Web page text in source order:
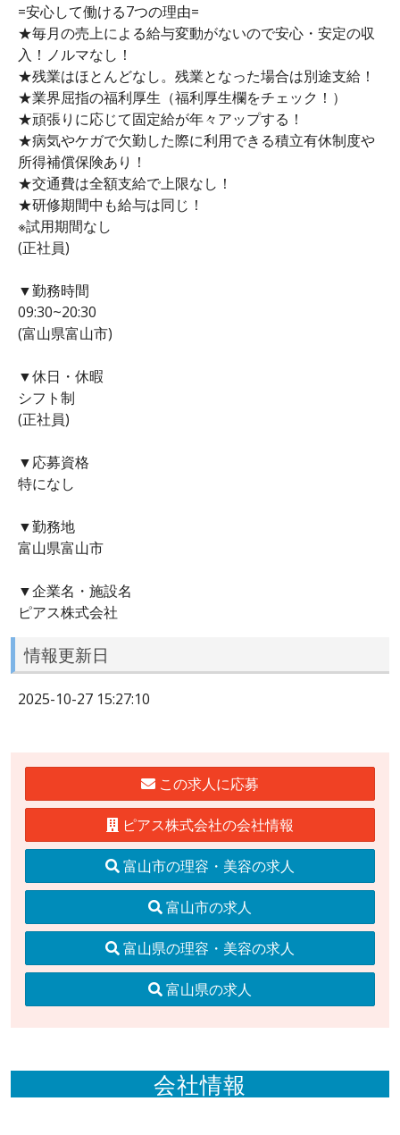
=安心して働ける7つの理由=
★毎月の売上による給与変動がないので安心・安定の収
入！ノルマなし！
★残業はほとんどなし。残業となった場合は別途支給！
★業界屈指の福利厚生（福利厚生欄をチェック！）
★頑張りに応じて固定給が年々アップする！
★病気やケガで欠勤した際に利用できる積立有休制度や
所得補償保険あり！
★交通費は全額支給で上限なし！
★研修期間中も給与は同じ！
※試用期間なし
(正社員)
▼勤務時間
09:30~20:30
(富山県富山市)
▼休日・休暇
シフト制
(正社員)
▼応募資格
特になし
▼勤務地
富山県富山市
▼企業名・施設名
ピアス株式会社
情報更新日
2025-10-27 15:27:10
この求人に応募
ピアス株式会社の会社情報
富山市の理容・美容の求人
富山市の求人
富山県の理容・美容の求人
富山県の求人
会社情報